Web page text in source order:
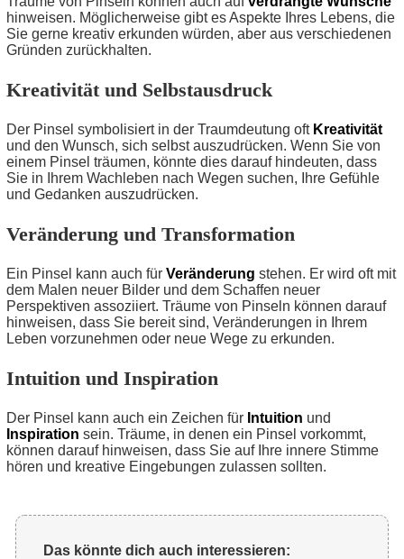
hinweisen. Möglicherweise gibt es Aspekte Ihres Lebens, die
Sie gerne kreativ erkunden würden, aber aus verschiedenen
Gründen zurückhalten.
Kreativität und Selbstausdruck
Der Pinsel symbolisiert in der Traumdeutung oft Kreativität
und den Wunsch, sich selbst auszudrücken. Wenn Sie von
einem Pinsel träumen, könnte dies darauf hindeuten, dass
Sie in Ihrem Wachleben nach Wegen suchen, Ihre Gefühle
und Gedanken auszudrücken.
Veränderung und Transformation
Ein Pinsel kann auch für Veränderung stehen. Er wird oft mit
dem Malen neuer Bilder und dem Schaffen neuer
Perspektiven assoziiert. Träume von Pinseln können darauf
hinweisen, dass Sie bereit sind, Veränderungen in Ihrem
Leben vorzunehmen oder neue Wege zu erkunden.
Intuition und Inspiration
Der Pinsel kann auch ein Zeichen für Intuition und
Inspiration sein. Träume, in denen ein Pinsel vorkommt,
können darauf hinweisen, dass Sie auf Ihre innere Stimme
hören und kreative Eingebungen zulassen sollten.
Das könnte dich auch interessieren: